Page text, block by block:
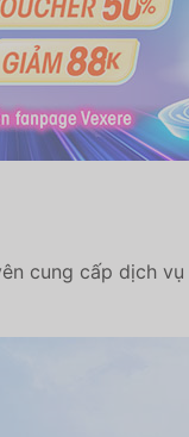
cung cấp dịch